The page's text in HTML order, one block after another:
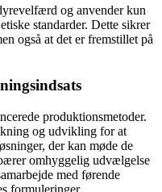
og anvender kun
standarder. Dette sikrer
også at det er fremstillet på
produktionsmetoder.
og udvikling for at
der kan møde de
omhyggelig udvælgelse
med førende
formuleringer.